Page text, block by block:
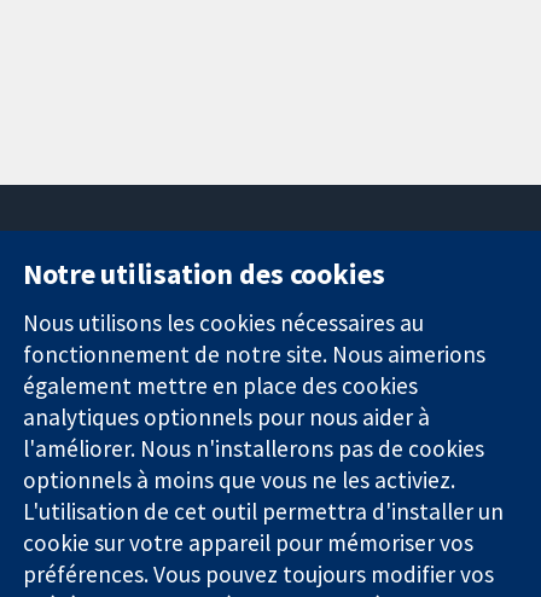
Des données
probantes.
Des décisions
éclairées.
Une meilleure
santé.
11-13 Cavendish
Square
Londres
W1G0AN
Royaume-Uni
nous
Actualités
Service de
presse
Qui sommes-
nous
Offres
d'emploi
Library
Notre utilisation des cookies
Nous utilisons les cookies nécessaires au
fonctionnement de notre site. Nous aimerions
également mettre en place des cookies
analytiques optionnels pour nous aider à
l'améliorer. Nous n'installerons pas de cookies
optionnels à moins que vous ne les activiez.
L'utilisation de cet outil permettra d'installer un
cookie sur votre appareil pour mémoriser vos
préférences. Vous pouvez toujours modifier vos